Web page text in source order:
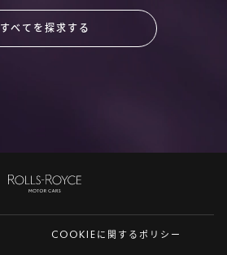
ロイ
COOKIEに関するポリシー
すべてを探求する